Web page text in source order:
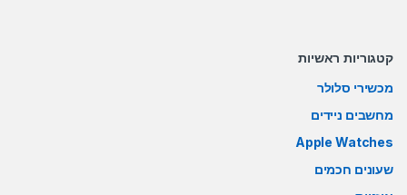
קטגוריות ראשיות
מכשירי סלולר
מחשבים ניידים
Apple Watches
שעונים חכמים